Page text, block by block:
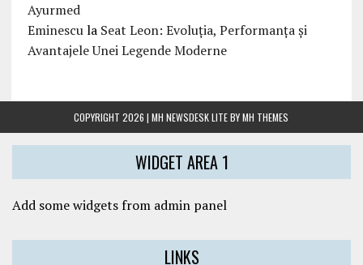
Ayurmed
Eminescula Seat Leon: Evoluția, Performanța și
Avantajele Unei Legende Moderne
COPYRIGHT 2026 | MH NEWSDESK LITE BYMH THEMES
WIDGET AREA 1
Add some widgets from admin panel
LINKS